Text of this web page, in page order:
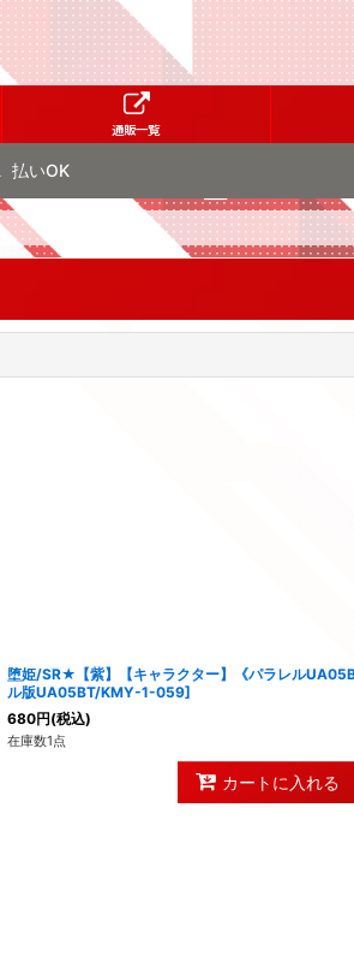
通販一覧
払いOK
堕姫/SR★【紫】【キャラクター】《パラレル
ル版UA05BT/KMY-1-059]
680円(税込)
在庫数1点
カートに入れる